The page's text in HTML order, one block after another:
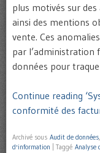
plus motivés sur
ainsi des mentions
vente. Ces
par l’administration
données pour
Continue reading
conformité des
Archivé sous Audit de données,
d'information
Taggé Analyse